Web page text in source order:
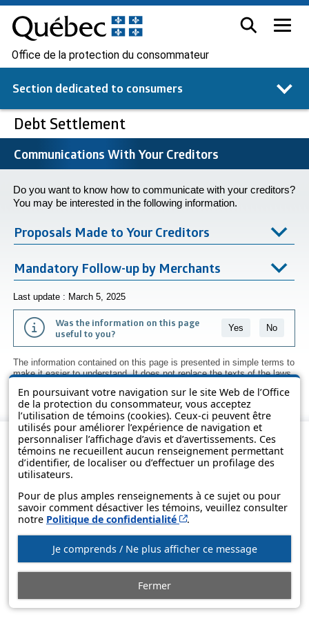
En poursuivant votre navigation sur le site Web de l’Office
de la protection du consommateur, vous acceptez
l’utilisation de témoins (cookies). Ceux-ci peuvent être
utilisés pour améliorer l’expérience de navigation et
personnaliser l’affichage d’avis et d’avertissements. Ces
témoins ne recueillent aucun renseignement permettant
d’identifier, de localiser ou d’effectuer un profilage des
utilisateurs.
Pour de plus amples renseignements à ce sujet ou pour
savoir comment désactiver les témoins, veuillez consulter
notre Politique de confidentialité Cet hyperlien s’ouvrira
.
Je comprends / Ne plus afficher ce message
Fermer
Office de la protection du consommateur
Section dedicated to consumers
Debt Settlement
Communications With Your Creditors
Do you want to know how to communicate with your creditors?
You may be interested in the following information.
Proposals Made to Your Creditors
Mandatory Follow-up by Merchants
Last update : March 5, 2025
Was the information on this page
useful to you?
Yes No
The information contained on this page is presented in simple terms to
make it easier to understand. It does not replace the texts of the laws
© Government of Québec, 2013-2025